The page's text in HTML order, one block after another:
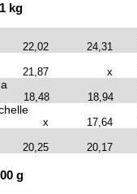
kg
22,02 24,31
21,87 x
18,48 18,94
x 17,64
20,25 20,17
g